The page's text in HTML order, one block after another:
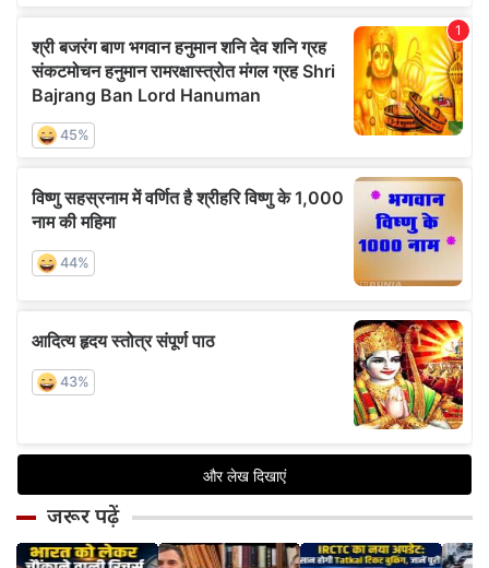
जरूर पढ़ें